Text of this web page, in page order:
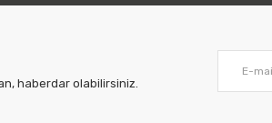
haberdar olabilirsiniz.